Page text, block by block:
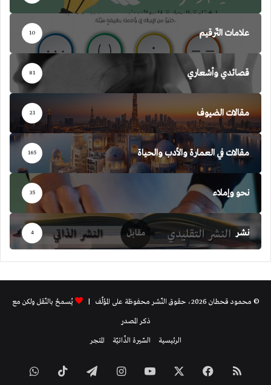
علامات التّرقيم 10
قصائدي وأشعاري 81
مقالات الضيوف 21
مقالات في العمارة والأدب والحياة 165
نحو وإملاء 35
نشر 4
© محمود قحطان 2026، حقوق النّشر محفوظة على المؤلّف |
يُسمحُ بالنّقل ولكن مع
ذكر المصدر
الرئيسية
السّيرة الذّاتيّة المتجر
ملخصفيسبوك ‫YouTubeانستقرامتيلقرام ‫TikTokواتساب